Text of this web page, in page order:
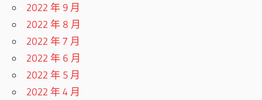
2022 年 9 月
2022 年 8 月
2022 年 7 月
2022 年 6 月
2022 年 5 月
2022 年 4 月